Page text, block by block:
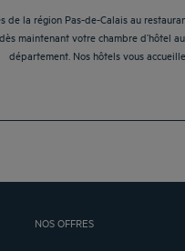
de la région Pas-de-Calais au
maintenant votre chambre d’hôtel
département. Nos hôtels vous
NOS OFFRES